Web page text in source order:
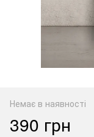
Немає в наявності
390 грн